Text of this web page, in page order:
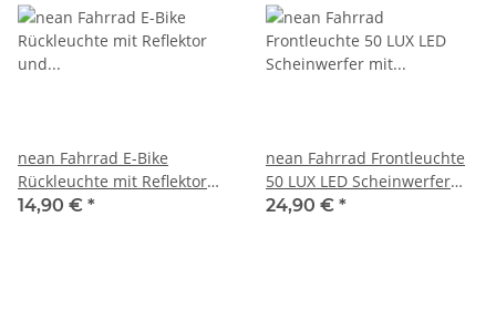
nean Fahrrad E-Bike
Rückleuchte mit Reflektor
und StVZO-Zulassung, 8
14,90 € *
nean Fahrrad Frontleuchte
50 LUX LED Scheinwerfer
mit Akku und StVZO
24,90 € *